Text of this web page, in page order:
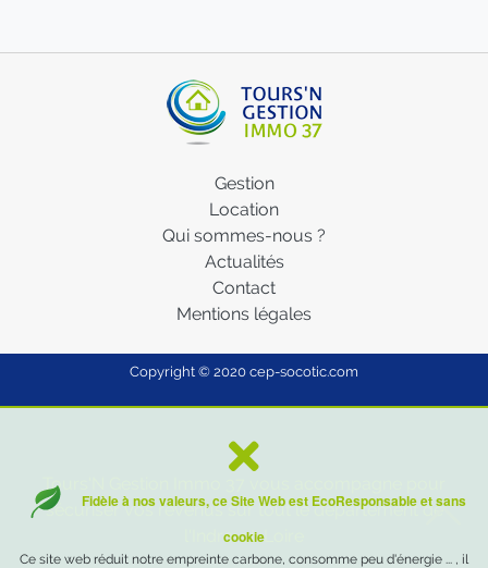
Fidèle à nos valeurs, ce Site Web est EcoResponsable et sans
cookie
Ce site web réduit notre empreinte carbone, consomme peu d'énergie ... , il
Gestion
Location
Qui sommes-nous ?
Actualités
Contact
Mentions légales
Copyright © 2020 cep-socotic.com
Tours'N Gestion Immo 37 vous accompagne pour
sécuriser vos revenus sur tout le département de
l'Indre-et-Loire